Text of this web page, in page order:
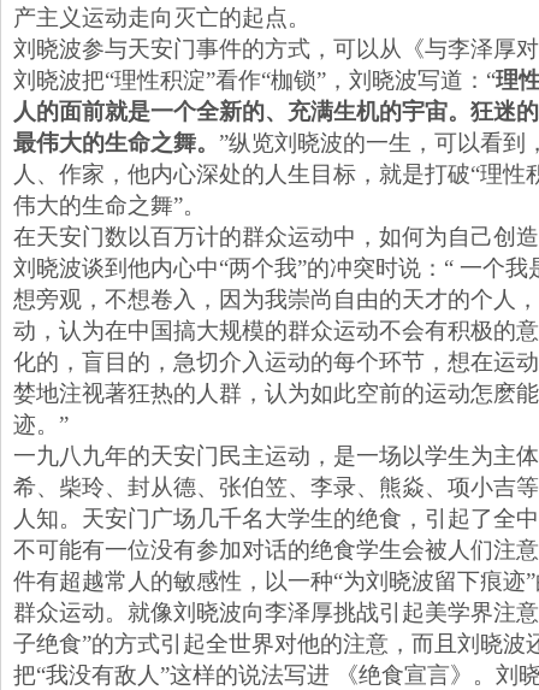
产主义运动走向灭亡的起点。
刘晓波参与天安门事件的方式，可以从《与李泽厚
刘晓波把“理性积淀”看作“枷锁”，刘晓波写道：“理
人的面前就是一个全新的、充满生机的宇宙。狂迷
最伟大的生命之舞。 ”纵览刘晓波的一生，可以看到
人、作家，他内心深处的人生目标，就是打破“理性
伟大的生命之舞”。
在天安门数以百万计的群众运动中，如何为自己创
刘晓波谈到他内心中“两个我”的冲突时说：“ 一个
想旁观，不想卷入，因为我崇尚自由的天才的个人
动，认为在中国搞大规模的群众运动不会有积极的
化的，盲目的，急切介入运动的每个环节，想在运
婪地注视著狂热的人群，认为如此空前的运动怎麽
迹。”
一九八九年的天安门民主运动，是一场以学生为主
希、柴玲、封从德、张伯笠、李录、熊焱、项小吉
人知。天安门广场几千名大学生的绝食，引起了全
不可能有一位没有参加对话的绝食学生会被人们注
件有超越常人的敏感性，以一种“为刘晓波留下痕迹
群众运动。就像刘晓波向李泽厚挑战引起美学界注
子绝食”的方式引起全世界对他的注意，而且刘晓波
把“我没有敌人”这样的说法写进 《绝食宣言》。刘